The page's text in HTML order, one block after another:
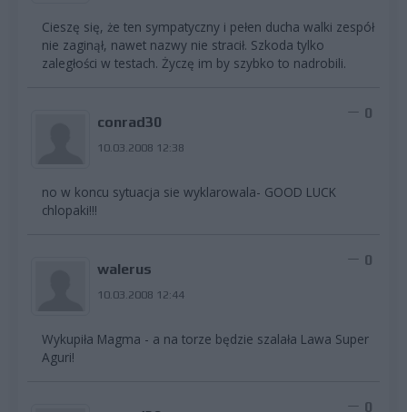
Cieszę się, że ten sympatyczny i pełen ducha walki zespół
nie zaginął, nawet nazwy nie stracił. Szkoda tylko
zaległości w testach. Życzę im by szybko to nadrobili.
conrad30
10.03.2008 12:38
0
no w koncu sytuacja sie wyklarowala- GOOD LUCK
chlopaki!!!
walerus
10.03.2008 12:44
0
Wykupiła Magma - a na torze będzie szalała Lawa Super
Aguri!
0